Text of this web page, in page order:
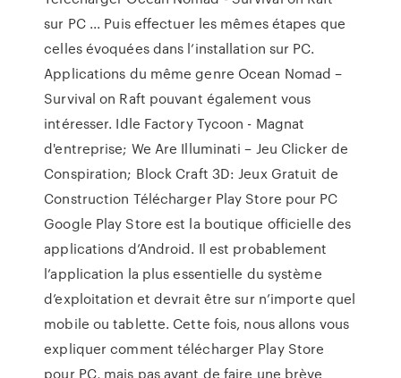
sur PC ... Puis effectuer les mêmes étapes que
celles évoquées dans l’installation sur PC.
Applications du même genre Ocean Nomad –
Survival on Raft pouvant également vous
intéresser. Idle Factory Tycoon - Magnat
d'entreprise; We Are Illuminati – Jeu Clicker de
Conspiration; Block Craft 3D: Jeux Gratuit de
Construction Télécharger Play Store pour PC
Google Play Store est la boutique officielle des
applications d’Android. Il est probablement
l’application la plus essentielle du système
d’exploitation et devrait être sur n’importe quel
mobile ou tablette. Cette fois, nous allons vous
expliquer comment télécharger Play Store
pour PC, mais pas avant de faire une brève